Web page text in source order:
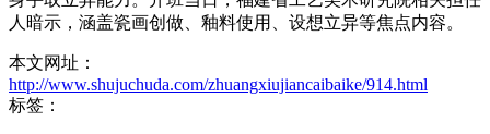
人暗示，涵盖瓷画创做、釉料使用、设想立异等焦点内容。
本文网址：
http://www.shujuchuda.com/zhuangxiujiancaibaike/914.html
标签：